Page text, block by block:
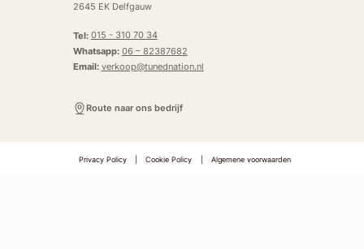
2645 EK Delfgauw
Tel: 015 - 310 70 34
Whatsapp: 06 – 82387682
Email: verkoop@tunednation.nl
Route naar ons bedrijf
Privacy Policy Cookie Policy Algemene voorwaarden